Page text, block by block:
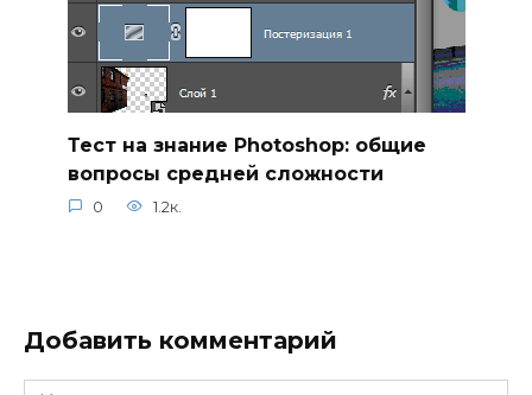
Тест на знание Photoshop: общие
вопросы средней сложности
0 1.2к.
Добавить комментарий